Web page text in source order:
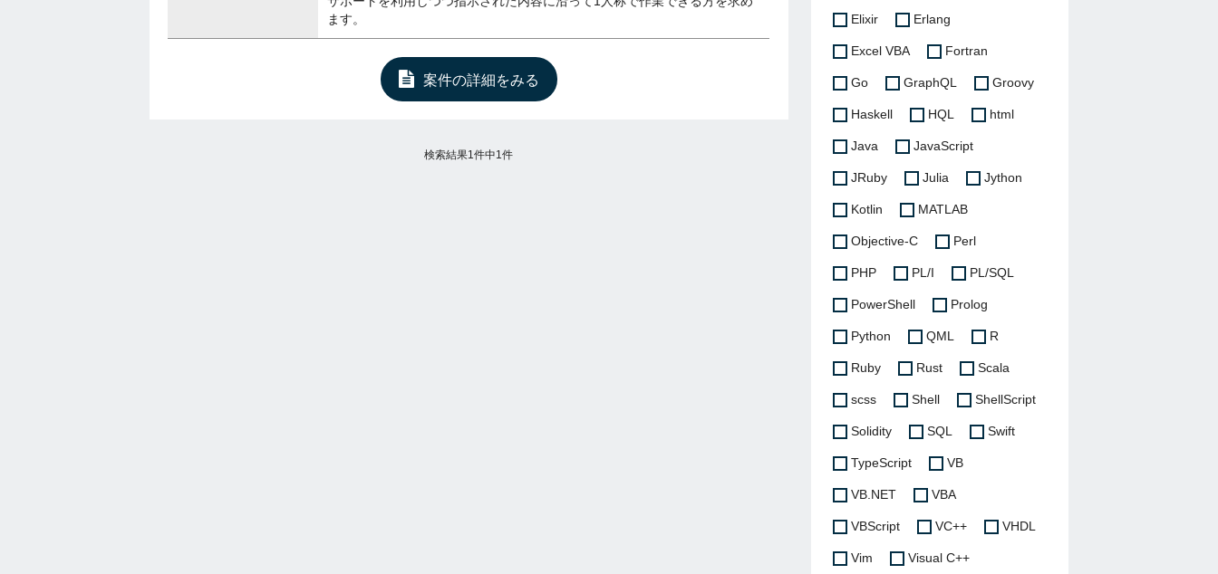
Elixir Erlang
Excel VBA Fortran
Go GraphQL Groovy
Haskell HQL html
Java JavaScript
JRuby Julia Jython
Kotlin MATLAB
Objective-C Perl
PHP PL/I PL/SQL
PowerShell Prolog
Python QML R
Ruby Rust Scala
scss Shell ShellScript
Solidity SQL Swift
TypeScript VB
VB.NET VBA
VBScript VC++ VHDL
Vim Visual C++
ます。
案件の詳細をみる
検索結果1件中1件